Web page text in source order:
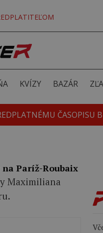
KVÍZY BAZÁR
ČASOPISU
Paríž-Roubaix
Maximiliana